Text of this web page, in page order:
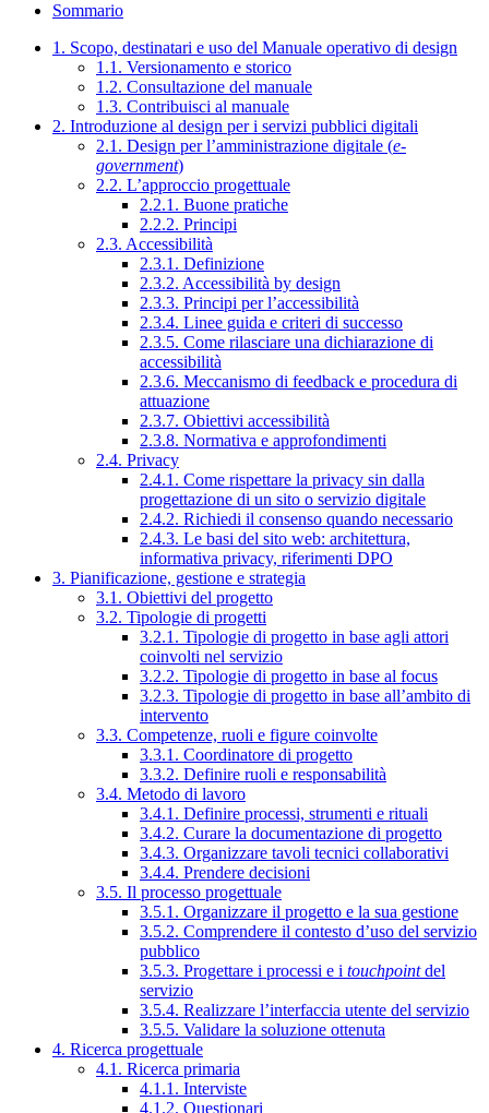
Sommario
1. Scopo, destinatari e uso del Manuale operativo di design
1.1. Versionamento e storico
1.2. Consultazione del manuale
1.3. Contribuisci al manuale
2. Introduzione al design per i servizi pubblici digitali
2.1. Design per l’amministrazione digitale (e-
government)
2.2. L’approccio progettuale
2.2.1. Buone pratiche
2.2.2. Principi
2.3. Accessibilità
2.3.1. Definizione
2.3.2. Accessibilità by design
2.3.3. Principi per l’accessibilità
2.3.4. Linee guida e criteri di successo
2.3.5. Come rilasciare una dichiarazione di
accessibilità
2.3.6. Meccanismo di feedback e procedura di
attuazione
2.3.7. Obiettivi accessibilità
2.3.8. Normativa e approfondimenti
2.4. Privacy
2.4.1. Come rispettare la privacy sin dalla
progettazione di un sito o servizio digitale
2.4.2. Richiedi il consenso quando necessario
2.4.3. Le basi del sito web: architettura,
informativa privacy, riferimenti DPO
3. Pianificazione, gestione e strategia
3.1. Obiettivi del progetto
3.2. Tipologie di progetti
3.2.1. Tipologie di progetto in base agli attori
coinvolti nel servizio
3.2.2. Tipologie di progetto in base al focus
3.2.3. Tipologie di progetto in base all’ambito di
intervento
3.3. Competenze, ruoli e figure coinvolte
3.3.1. Coordinatore di progetto
3.3.2. Definire ruoli e responsabilità
3.4. Metodo di lavoro
3.4.1. Definire processi, strumenti e rituali
3.4.2. Curare la documentazione di progetto
3.4.3. Organizzare tavoli tecnici collaborativi
3.4.4. Prendere decisioni
3.5. Il processo progettuale
3.5.1. Organizzare il progetto e la sua gestione
3.5.2. Comprendere il contesto d’uso del servizio
pubblico
3.5.3. Progettare i processi e i touchpointdel
servizio
3.5.4. Realizzare l’interfaccia utente del servizio
3.5.5. Validare la soluzione ottenuta
4. Ricerca progettuale
4.1. Ricerca primaria
4.1.1. Interviste
4.1.2. Questionari